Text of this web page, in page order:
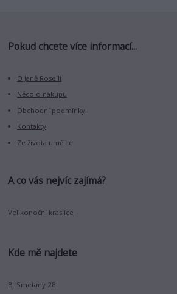
Pokud chcete více informací...
O Janě Roselli
Něco o nákupu
Obchodní podmínky
Kontakty
Ze života umělce
A co vás nejvíc zajímá?
Velikonoční kraslice
Kde mě najdete
B. Smetany 28